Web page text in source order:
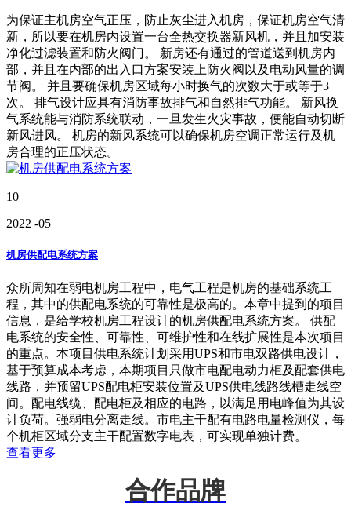
为保证主机房空气正压，防止灰尘进入机房，保证机房空气清
新，所以要在机房内设置一台全热交换器新风机，并且加安装
净化过滤装置和防火阀门。 新房还有通过的管道送到机房内
部，并且在内部的出入口方案安装上防火阀以及电动风量的调
节阀。 并且要确保机房区域每小时换气的次数大于或等于3
次。 排气设计应具有消防事故排气和自然排气功能。 新风换
气系统能与消防系统联动，一旦发生火灾事故，便能自动切断
新风进风。 机房的新风系统可以确保机房空调正常运行及机
房合理的正压状态。
10
2022 -05
机房供配电系统方案
众所周知在弱电机房工程中，电气工程是机房的基础系统工
程，其中的供配电系统的可靠性是极高的。本章中提到的项目
信息，是给学校机房工程设计的机房供配电系统方案。 供配
电系统的安全性、可靠性、可维护性和在线扩展性是本次项目
的重点。本项目供电系统计划采用UPS和市电双路供电设计，
基于预算成本考虑，本期项目只做市电配电动力柜及配套供电
线路，并预留UPS配电柜安装位置及UPS供电线路线槽走线空
间。配电线缆、配电柜及相应的电路，以满足用电峰值为其设
计负荷。强弱电分离走线。市电主干配有电路电量检测仪，每
个机柜区域分支主干配置数字电表，可实现单独计费。
查看更多
合作品牌